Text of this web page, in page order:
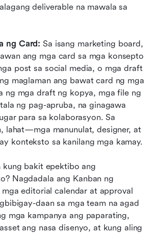
deliverable na mawala sa
ng Card: Sa isang marketing board,
ang mga card sa mga konsepto
post sa social media, o mga draft
maglaman ang bawat card ng mga
ng mga draft ng kopya, mga file ng
ng pag-apruba, na ginagawa
para sa kolaborasyon. Sa
lahat—mga manunulat, designer, at
konteksto sa kanilang mga kamay.
kung bakit epektibo ang
Nagdadala ang Kanban ng
editorial calendar at approval
daan sa mga team na agad
mga kampanya ang paparating,
ang nasa disenyo, at kung aling